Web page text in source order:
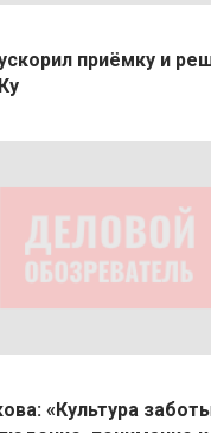
приёмку и
«Культура